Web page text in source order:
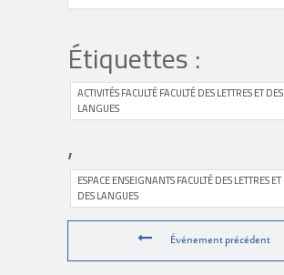
Étiquettes :
ACTIVITÉS FACULTÉ FACULTÉ DES LETTRES ET DES
LANGUES
,
ESPACE ENSEIGNANTS FACULTÉ DES LETTRES ET
DES LANGUES
Événement précédent